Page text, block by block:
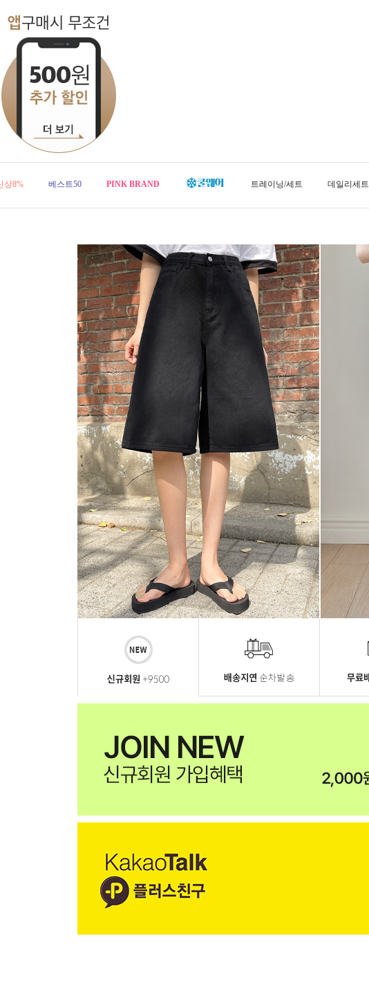
상8% 베스트50 PINK BRAND 트레이닝/세트 데일리세트